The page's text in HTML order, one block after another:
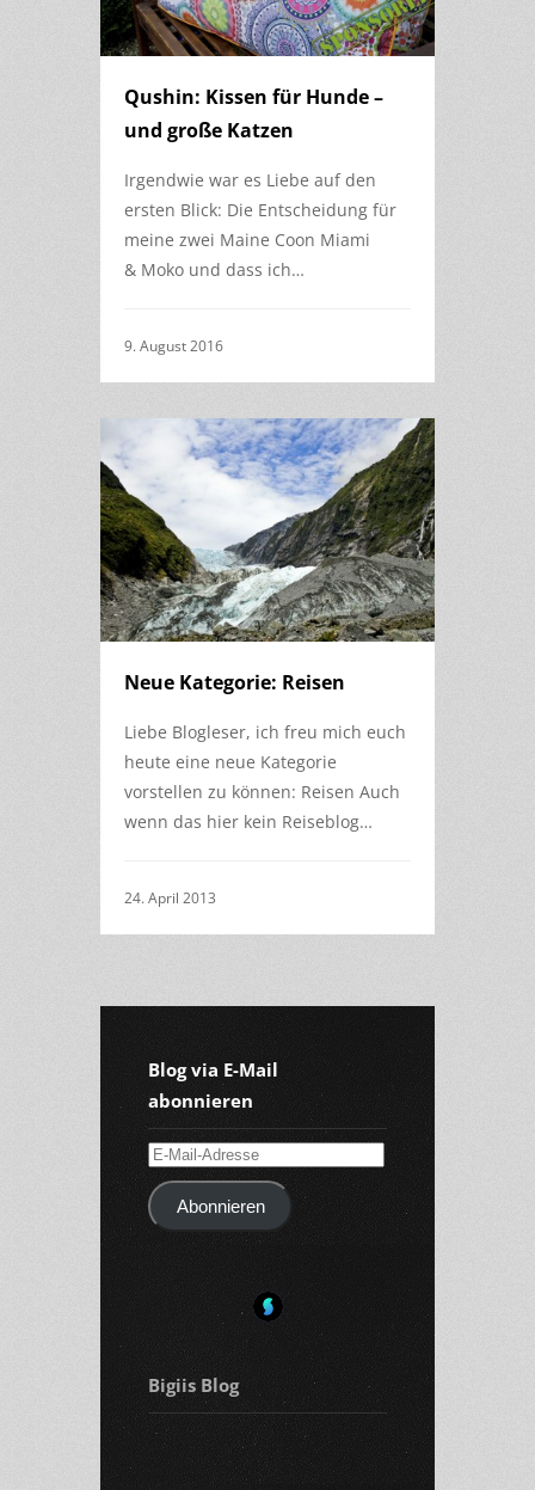
Qushin: Kissen für Hunde –
und große Katzen
Irgendwie war es Liebe auf den
ersten Blick: Die Entscheidung für
meine zwei Maine Coon Miami
& Moko und dass ich…
9. August 2016
Neue Kategorie: Reisen
Liebe Blogleser, ich freu mich euch
heute eine neue Kategorie
vorstellen zu können: Reisen Auch
wenn das hier kein Reiseblog…
24. April 2013
Blog via E-Mail
abonnieren
E-
Mail-
AdresseAbonnieren
Bigiis Blog